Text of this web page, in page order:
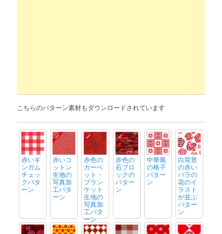
こちらのパターン素材もダウンロードされています
赤いギ
ンガム
チェッ
クパタ
ーン
赤いコ
ットン
生地の
写真加
工パタ
ーン
赤色の
カーペ
ット・
ブラン
ケット
生地の
写真加
工パタ
ーン
赤色の
石ブロ
ックの
パター
ン
中華風
の格子
パター
ン
白背景
の赤い
バラの
花のイ
ラスト
が並ぶ
パター
ン